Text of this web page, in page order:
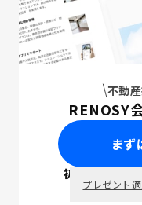
不動
RENOSY
まず
初回面談で
プレゼント